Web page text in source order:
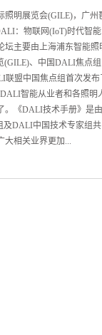
照明展览会(GILE)，广州
：物联网(IoT)时代智能
坛主要由上海浦东智能照
(GILE)、中国DALI焦点组
联盟中国焦点组首次发布
智能从业者和各照明
。《DALI技术手册》是由
DALI中国技术专家组共
大相关业界更加...